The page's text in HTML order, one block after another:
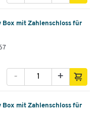
Box mit Zahlenschloss für
+
-
Box mit Zahlenschloss für